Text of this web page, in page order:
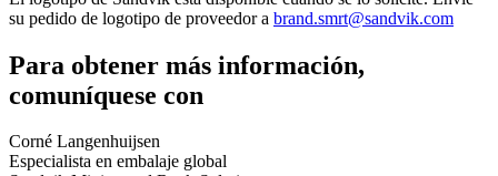
su pedido de logotipo de proveedor a brand.smrt@sandvik.com
Para obtener más información,
comuníquese con
Corné Langenhuijsen
Especialista en embalaje global